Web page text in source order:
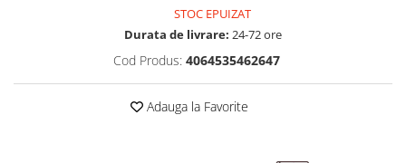
STOC EPUIZAT
Durata de livrare: 24-72 ore
Cod Produs: 4064535462647
Adauga la Favorite